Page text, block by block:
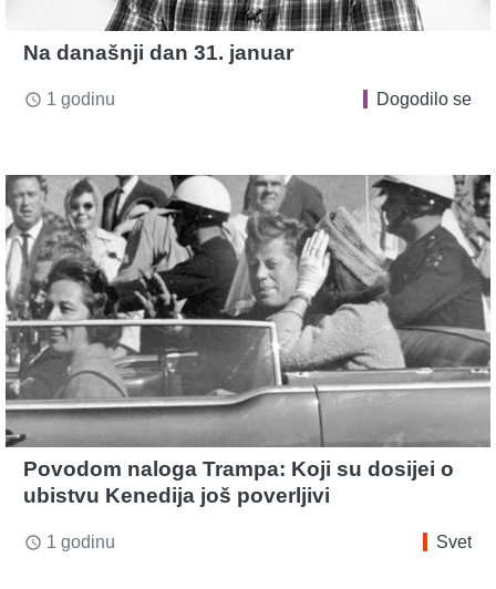
Na današnji dan 31. januar
access_time 1 godinu Dogodilo se
Povodom naloga Trampa: Koji su dosijei o
ubistvu Kenedija još poverljivi
access_time 1 godinu Svet